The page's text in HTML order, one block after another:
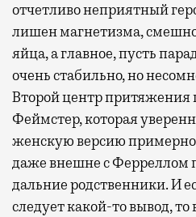
отчетливо неприятный
лишен магнетизма,
яйца, а главное, пусть
очень стабильно, но
Второй центр
Феймстер, которая
женскую версию примерно
даже внешне с Ферреллом
дальние родственники. И
следует какой-то вывод, то